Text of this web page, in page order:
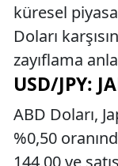
küresel
Doları
zayıflama
USD/JPY:
ABD Doları,
%0,50
144,00 ve